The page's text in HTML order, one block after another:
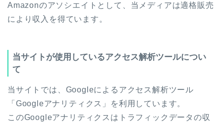
Amazonのアソシエイトとして、当メディアは適格販売
により収入を得ています。
当サイトが使用しているアクセス解析ツールについ
て
当サイトでは、Googleによるアクセス解析ツール
「Googleアナリティクス」を利用しています。
このGoogleアナリティクスはトラフィックデータの収